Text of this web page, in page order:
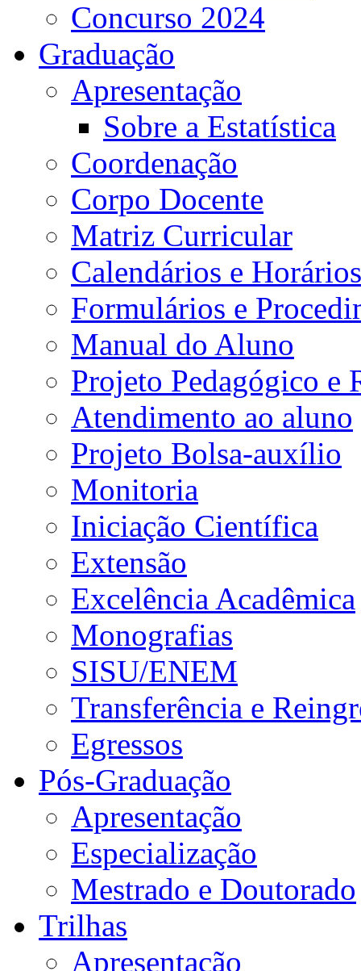
Concurso 2024
Graduação
Apresentação
Sobre a Estatística
Coordenação
Corpo Docente
Matriz Curricular
Calendários e Horários
Formulários e
Manual do Aluno
Projeto Pedagógico e
Atendimento ao aluno
Projeto Bolsa-auxílio
Monitoria
Iniciação Científica
Extensão
Excelência Acadêmica
Monografias
SISU/ENEM
Transferência e
Egressos
Pós-Graduação
Apresentação
Especialização
Mestrado e Doutorado
Trilhas
Apresentação